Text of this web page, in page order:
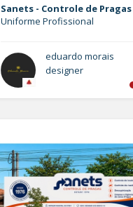
Sanets - Controle de Pragas
Uniforme Profissional
eduardo morais
designer